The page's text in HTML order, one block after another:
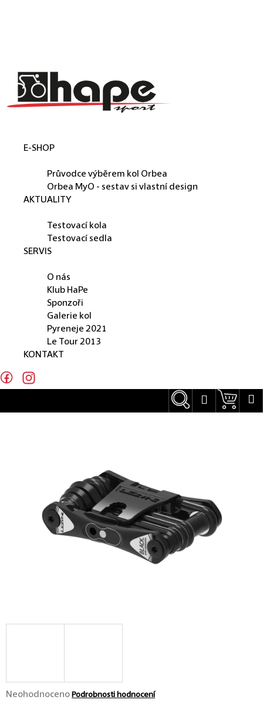
E-SHOP
Průvodce výběrem kol Orbea
Orbea MyO - sestav si vlastní design
AKTUALITY
Testovací kola
Testovací sedla
SERVIS
O nás
Klub HaPe
Sponzoři
Galerie kol
Pyreneje 2021
Le Tour 2013
KONTAKT
HledatPřihlášení
Průměrné hodnocení produktu je 0,0 z 5 hvězdiček.
Neohodnoceno Podrobnosti hodnocení
C
p
t
?